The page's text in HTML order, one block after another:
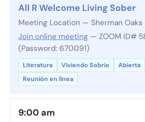
All R Welcome Living Sober
Meeting Location — Sherman Oaks
Join online meeting — ZOOM ID#
(Password: 670091)
Literatura Viviendo Sobrio
Abierta
Reunión en línea
9:00 am